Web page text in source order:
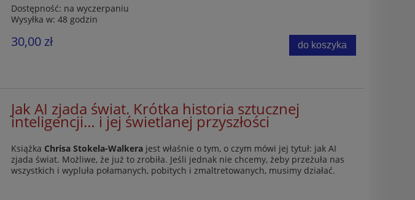
Dostępność: na wyczerpaniu
Wysyłka w: 48 godzin
30,00 zł do koszyka
Jak AI zjada świat. Krótka historia sztucznej
inteligencji… i jej świetlanej przyszłości
Książka Chrisa Stokela-Walkera jest właśnie o tym, o czym mówi jej tytuł: jak AI
zjada świat. Możliwe, że już to zrobiła. Jeśli jednak nie chcemy, żeby przeżuła nas
wszystkich i wypluła połamanych, pobitych i zmaltretowanych, musimy działać.